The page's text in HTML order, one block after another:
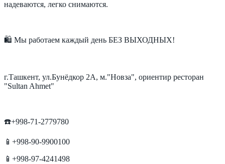
надеваются, легко снимаются.
🛍 Мы работаем каждый день БЕЗ ВЫХОДНЫХ!
г.Ташкент, ул.Бунёдкор 2А, м."Новза", ориентир ресторан
"Sultan Ahmet"
☎️+998-71-2779780
📱+998-90-9900100
📱+998-97-4241498